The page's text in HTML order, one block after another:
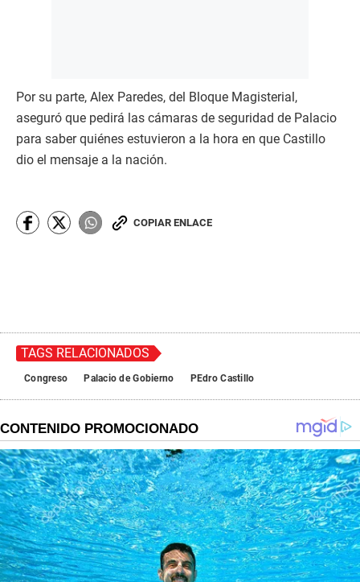
Por su parte, Alex Paredes, del Bloque Magisterial,
aseguró que pedirá las cámaras de seguridad de Palacio
para saber quiénes estuvieron a la hora en que Castillo
dio el mensaje a la nación.
COPIAR ENLACE
TAGS RELACIONADOS
Congreso Palacio de Gobierno PEdro Castillo